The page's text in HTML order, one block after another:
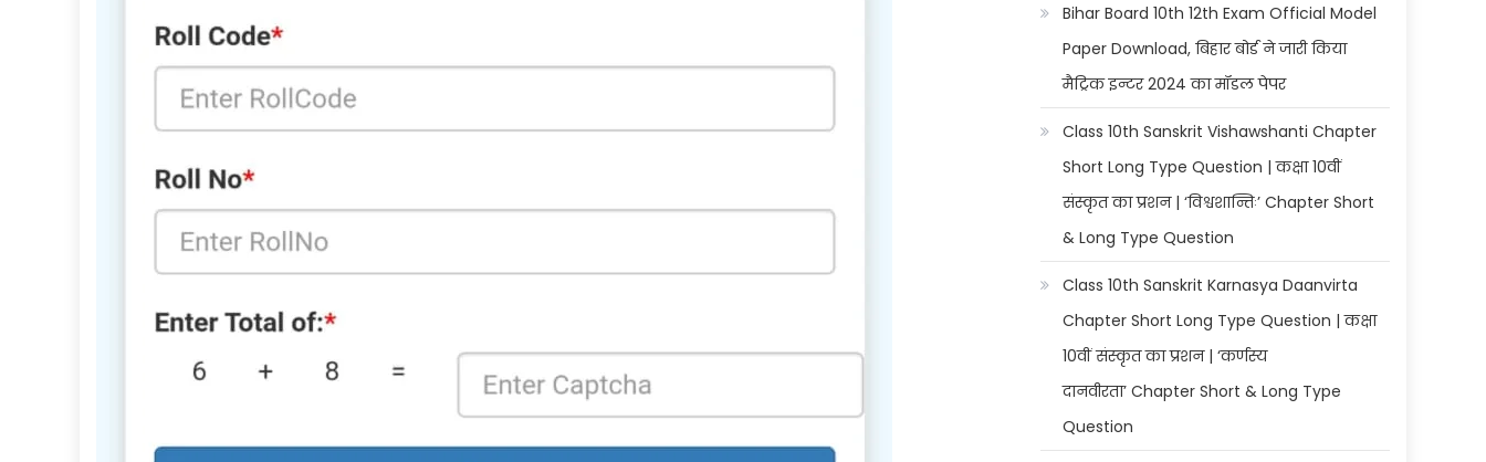
Bihar Board 10th 12th Exam Official Model
Paper Download, बिहार बोर्ड ने जारी किया
मैट्रिक इन्टर 2024 का मॉडल पेपर
Class 10th Sanskrit Vishawshanti Chapter
Short Long Type Question | कक्षा 10वीं
संस्कृत का प्रशन | ‘विश्वशान्तिः’ Chapter Short
& Long Type Question
Class 10th Sanskrit Karnasya Daanvirta
Chapter Short Long Type Question | कक्षा
10वीं संस्कृत का प्रशन | ‘कर्णस्य
दानवीरता’ Chapter Short & Long Type
Question